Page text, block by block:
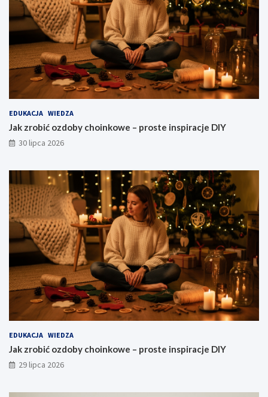
EDUKACJA WIEDZA
Jak zrobić ozdoby choinkowe – proste inspiracje DIY
30 lipca 2026
EDUKACJA WIEDZA
Jak zrobić ozdoby choinkowe – proste inspiracje DIY
29 lipca 2026